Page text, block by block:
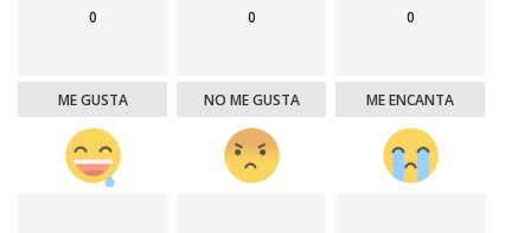
0
ME GUSTA
0
NO ME GUSTA
0
ME ENCANTA